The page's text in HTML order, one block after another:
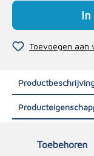
Toevoegen aan
Toebehoren